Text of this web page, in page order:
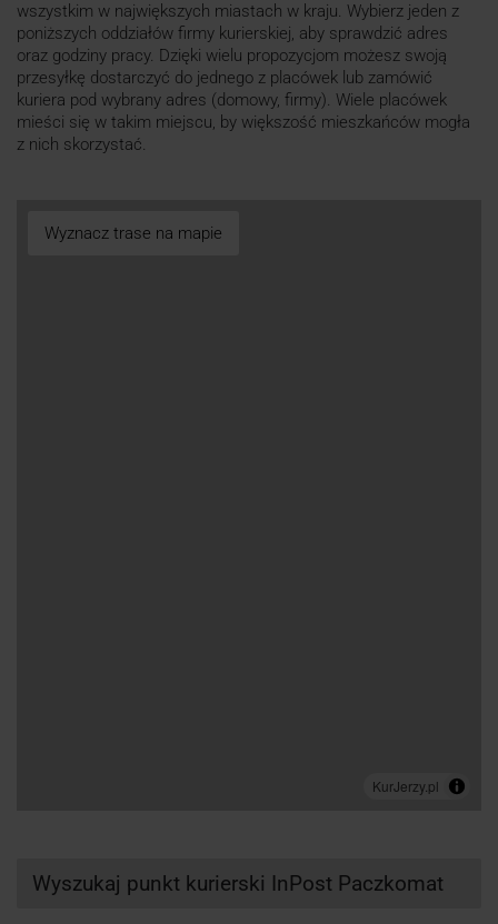
wszystkim w największych miastach w kraju. Wybierz jeden z
poniższych oddziałów firmy kurierskiej, aby sprawdzić adres
oraz godziny pracy. Dzięki wielu propozycjom możesz swoją
przesyłkę dostarczyć do jednego z placówek lub zamówić
kuriera pod wybrany adres (domowy, firmy). Wiele placówek
mieści się w takim miejscu, by większość mieszkańców mogła
z nich skorzystać.
Wyznacz trase na mapie
Wyszukaj punkt kurierski InPost Paczkomat